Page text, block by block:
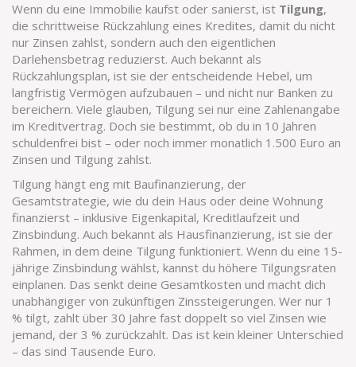
Wenn du eine Immobilie kaufst oder sanierst, ist Tilgung,
die schrittweise Rückzahlung eines Kredites, damit du nicht
nur Zinsen zahlst, sondern auch den eigentlichen
Darlehensbetrag reduzierst. Auch bekannt als
Rückzahlungsplan, ist sie der entscheidende Hebel, um
langfristig Vermögen aufzubauen – und nicht nur Banken zu
bereichern. Viele glauben, Tilgung sei nur eine Zahlenangabe
im Kreditvertrag. Doch sie bestimmt, ob du in 10 Jahren
schuldenfrei bist – oder noch immer monatlich 1.500 Euro an
Zinsen und Tilgung zahlst.
Tilgung hängt eng mit Baufinanzierung, der
Gesamtstrategie, wie du dein Haus oder deine Wohnung
finanzierst – inklusive Eigenkapital, Kreditlaufzeit und
Zinsbindung. Auch bekannt als Hausfinanzierung, ist sie der
Rahmen, in dem deine Tilgung funktioniert. Wenn du eine 15-
jährige Zinsbindung wählst, kannst du höhere Tilgungsraten
einplanen. Das senkt deine Gesamtkosten und macht dich
unabhängiger von zukünftigen Zinssteigerungen. Wer nur 1
% tilgt, zahlt über 30 Jahre fast doppelt so viel Zinsen wie
jemand, der 3 % zurückzahlt. Das ist kein kleiner Unterschied
– das sind Tausende Euro.